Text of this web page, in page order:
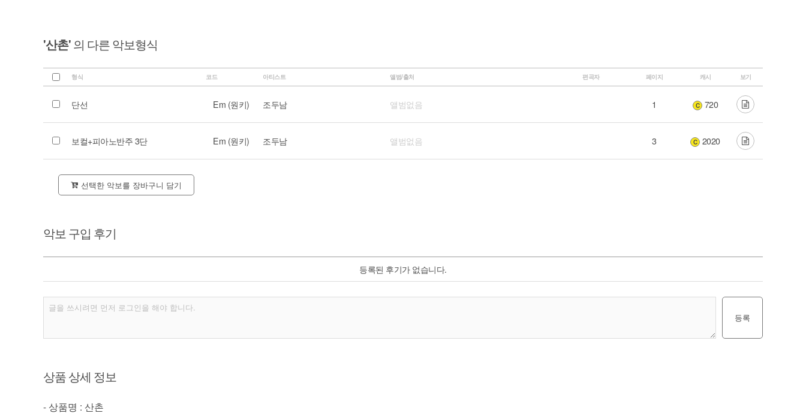
'산촌'의 다른 악보형식
형식 코드 아티스트 앨범/출처 편곡자 페이지 캐시 보기
단선 Em (원키) 조두남 앨범없음 1 C 720
보컬+피아노반주 3단 Em (원키) 조두남 앨범없음 3 C 2020
선택한 악보를 장바구니 담기
악보 구입 후기
등록된 후기가 없습니다.
상품 상세 정보
- 상품명 : 산촌